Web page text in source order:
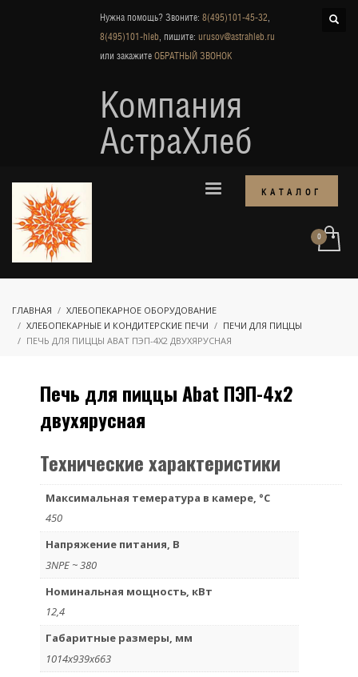
Нужна помощь? Звоните: 8(495)101-45-32,
8(495)101-hleb, пишите: urusov@astrahleb.ru
или закажите ОБРАТНЫЙ ЗВОНОК
Компания
АстраХлеб
КАТАЛОГ
ГЛАВНАЯ
ХЛЕБОПЕКАРНОЕ ОБОРУДОВАНИЕ
ХЛЕБОПЕКАРНЫЕ И КОНДИТЕРСКИЕ ПЕЧИ
ПЕЧИ ДЛЯ ПИЦЦЫ
ПЕЧЬ ДЛЯ ПИЦЦЫ ABAT ПЭП-4Х2 ДВУХЯРУСНАЯ
Печь для пиццы Abat ПЭП-4х2
двухярусная
Технические характеристики
Максимальная темература в камере, °С
450
Напряжение питания, В
3NPE ~ 380
Номинальная мощность, кВт
12,4
Габаритные размеры, мм
1014х939х663